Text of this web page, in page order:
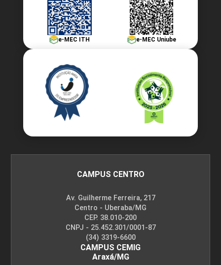
e-MEC ITH e-MEC Uniube
CAMPUS CENTRO
Av. Guilherme Ferreira, 217
Centro - Uberaba/MG
CEP. 38.010-200
CNPJ - 25.452.301/0001-87
(34) 3319-6600
CAMPUS CEMIG
Araxá/MG